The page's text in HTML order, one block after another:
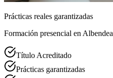
Prácticas reales garantizadas
Formación presencial en Albendea
Título Acreditado
Prácticas garantizadas